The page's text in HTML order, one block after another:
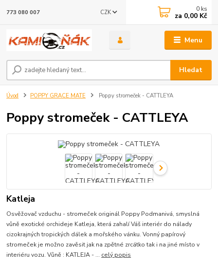
Menu
CZK
Hledat
773 080 007 0 ks
za 0,00 Kč
Úvod POPPY GRACE MATE Poppy stromeček - CATTLEYA
Poppy stromeček - CATTLEYA
Katleja
Osvěžovač vzduchu - stromeček originál Poppy Podmanivá, smyslná
vůně exotické orchideje Katleja, která zahalí Váš interiér do nálady
cizokrajných tropických dálek a mořského vánku. Vonný papírový
stromeček je možno zavěsit jak na zpětné zrcátko tak i na jiné místo v
interiéru vozu. Vůně : KATLEJA - ... celý popis